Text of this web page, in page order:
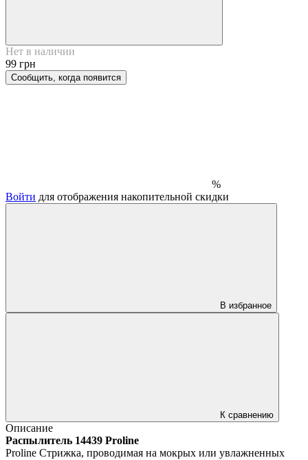
Нет в наличии
99 грн
Сообщить, когда появится
%
Войти для отображения накопительной скидки
В избранное
К сравнению
Описание
Распылитель 14439 Proline
Proline Стрижка, проводимая на мокрых или увлажненных